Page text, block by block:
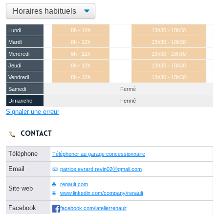
Lundi 8h - 12h
13h30 - 18h30
Mardi
8h - 12h
13h30 - 18h30
Mercredi
8h - 12h
13h30 - 18h30
Jeudi
8h - 12h
13h30 - 18h30
Vendredi
8h - 12h
13h30 - 18h30
Samedi
Fermé
Dimanche
Fermé
Signaler une erreur
Contact
Téléphone Téléphoner au garage concessionnaire
Email patrice.evrard.revin02ⓐgmail.com
Site web
renault.com
www.linkedin.com/company/renault
Facebook facebook.com/latelierrenault